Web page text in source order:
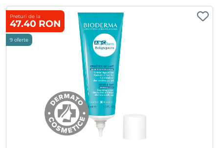
Preturi de la
47.40 RON
9 oferte